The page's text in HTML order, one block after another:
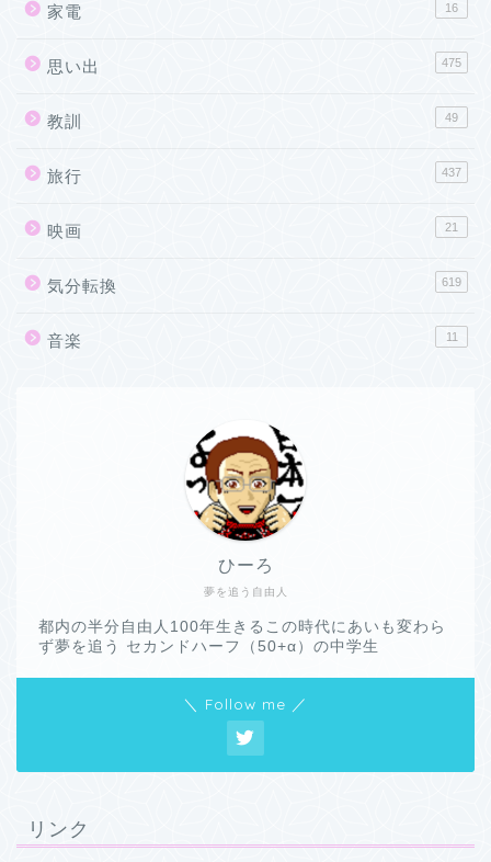
家電 16
思い出 475
教訓 49
旅行 437
映画 21
気分転換 619
音楽 11
夢を追う自由人
ひーろ
都内の半分自由人100年生きるこの時代にあいも変わら
ず夢を追う セカンドハーフ（50+α）の中学生
＼ Follow me ／
リンク